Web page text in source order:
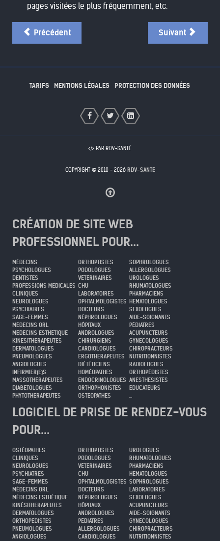
pages visitées le plus fréquemment, etc.
Précédent Suivant
TARIFS MENTIONS LÉGALES PROTECTION DES DONNÉES
PAR RDV-SANTÉ
COPYRIGHT © 2010 - 2026 RDV-SANTÉ
CRÉATION DE SITE WEB
PROFESSIONNEL POUR...
MÉDECINS
PSYCHOLOGUES
DENTISTES
PROFESSIONS MÉDICALES
CLINIQUES
NEUROLOGUES
PSYCHIATRES
SAGE-FEMMES
MÉDECINS ORL
MÉDECINS ESTHÉTIQUE
KINÉSITHERAPEUTES
DERMATOLOGUES
PNEUMOLOGUES
ANGIOLOGUES
INFIRMIER(E)S
MASSOTHÉRAPEUTES
DIABÉTOLOGUES
PHYTOTHÉRAPEUTES
ORTHOPTISTES
PODOLOGUES
VÉTÉRINAIRES
CHU
LABORATOIRES
OPHTALMOLOGISTES
DOCTEURS
NÉPHROLOGUES
HÔPITAUX
ANDROLOGUES
CHIRURGIENS
CARDIOLOGUES
ERGOTHERAPEUTES
DIÉTÉTICIENS
HOMÉOPATHES
ENDOCRINOLOGUES
ORTHOPHONISTES
OSTÉOPATHES
SOPHROLOGUES
ALLERGOLOGUES
UROLOGUES
RHUMATOLOGUES
PHARMACIENS
HEMATOLOGUES
SEXOLOGUES
AIDE-SOIGNANTS
PÉDIATRES
ACUPUNCTEURS
GYNÉCOLOGUES
CHIROPRACTEURS
NUTRITIONNISTES
RADIOLOGUES
ORTHOPÉDISTES
ANESTHESISTES
ÉDUCATEURS
...
LOGICIEL DE PRISE DE RENDEZ-VOUS
POUR...
OSTÉOPATHES
CLINIQUES
NEUROLOGUES
PSYCHIATRES
SAGE-FEMMES
MÉDECINS ORL
MÉDECINS ESTHÉTIQUE
KINÉSITHERAPEUTES
DERMATOLOGUES
ORTHOPÉDISTES
PNEUMOLOGUES
ANGIOLOGUES
ORTHOPTISTES
PODOLOGUES
VÉTÉRINAIRES
CHU
OPHTALMOLOGISTES
DOCTEURS
NÉPHROLOGUES
HÔPITAUX
ANDROLOGUES
PÉDIATRES
ALLERGOLOGUES
CARDIOLOGUES
UROLOGUES
RHUMATOLOGUES
PHARMACIENS
HEMATOLOGUES
SOPHROLOGUES
LABORATOIRES
SEXOLOGUES
ACUPUNCTEURS
AIDE-SOIGNANTS
GYNÉCOLOGUES
CHIROPRACTEURS
NUTRITIONNISTES